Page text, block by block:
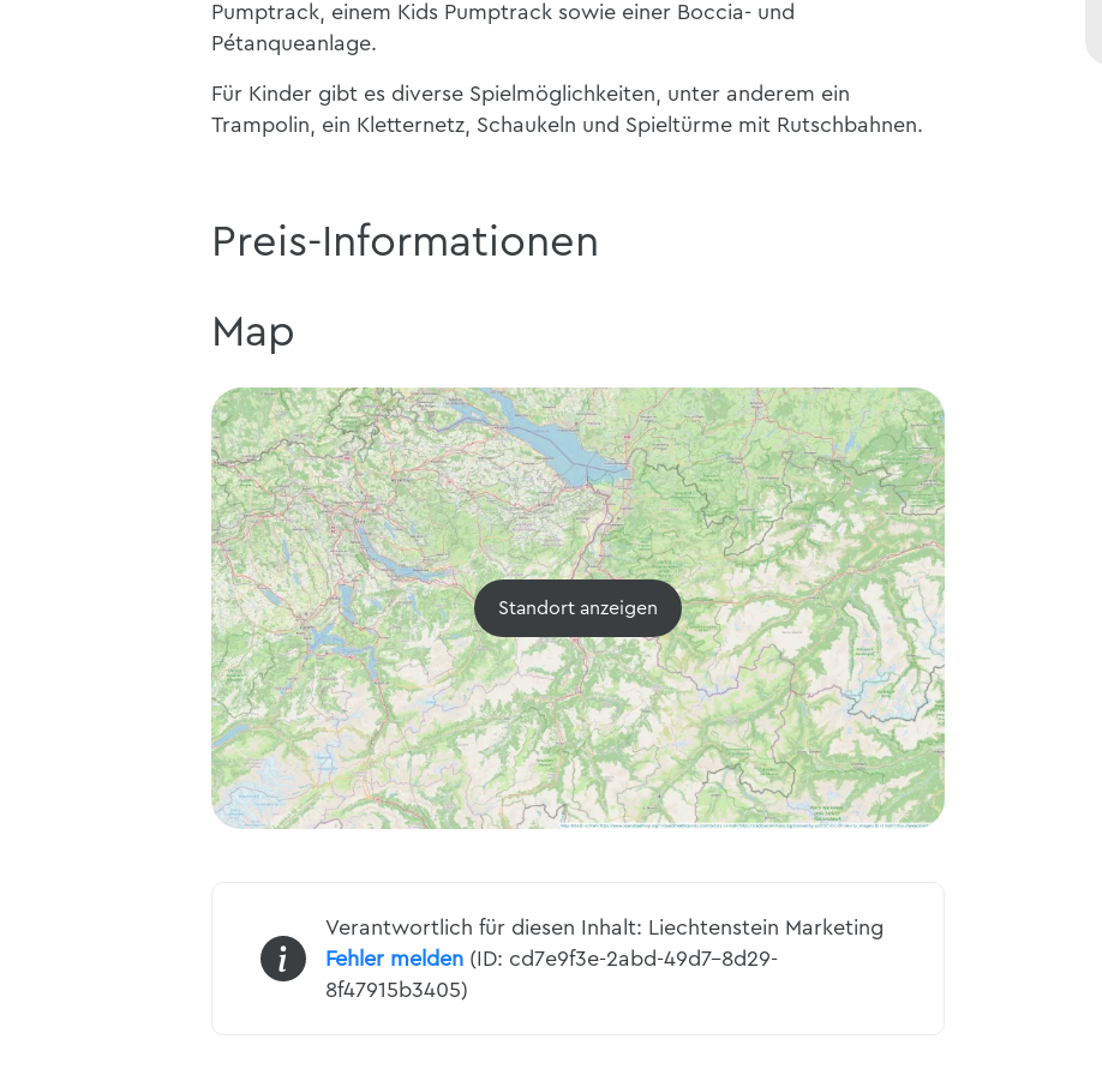
Pumptrack, einem Kids Pumptrack sowie einer Boccia- und
Pétanqueanlage.
Für Kinder gibt es diverse Spielmöglichkeiten, unter anderem ein
Trampolin, ein Kletternetz, Schaukeln und Spieltürme mit Rutschbahnen.
Preis-Informationen
Map
Standort anzeigen
Verantwortlich für diesen Inhalt: Liechtenstein Marketing
Fehler melden (ID: cd7e9f3e-2abd-49d7-8d29-
8f47915b3405)